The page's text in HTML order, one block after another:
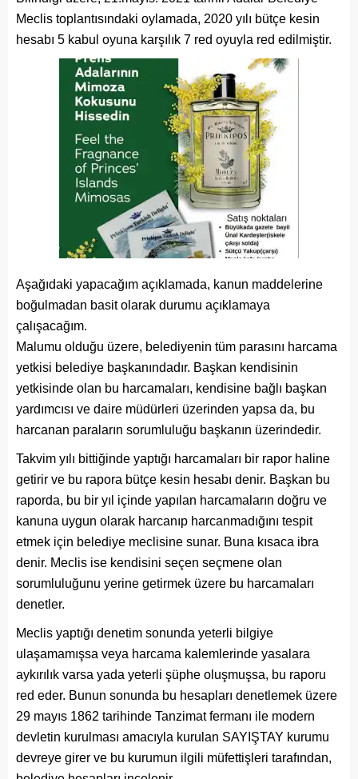
Meclis toplantısındaki oylamada, 2020 yılı bütçe kesin
hesabı 5 kabul oyuna karşılık 7 red oyuyla red edilmiştir.
Aşağıdaki yapacağım açıklamada, kanun maddelerine
boğulmadan basit olarak durumu açıklamaya
çalışacağım.
Malumu olduğu üzere, belediyenin tüm parasını harcama
yetkisi belediye başkanındadır. Başkan kendisinin
yetkisinde olan bu harcamaları, kendisine bağlı başkan
yardımcısı ve daire müdürleri üzerinden yapsa da, bu
harcanan paraların sorumluluğu başkanın üzerindedir.
Takvim yılı bittiğinde yaptığı harcamaları bir rapor haline
getirir ve bu rapora bütçe kesin hesabı denir. Başkan bu
raporda, bu bir yıl içinde yapılan harcamaların doğru ve
kanuna uygun olarak harcanıp harcanmadığını tespit
etmek için belediye meclisine sunar. Buna kısaca ibra
denir. Meclis ise kendisini seçen seçmene olan
sorumluluğunu yerine getirmek üzere bu harcamaları
denetler.
Meclis yaptığı denetim sonunda yeterli bilgiye
ulaşamamışsa veya harcama kalemlerinde yasalara
aykırılık varsa yada yeterli şüphe oluşmuşsa, bu raporu
red eder. Bunun sonunda bu hesapları denetlemek üzere
29 mayıs 1862 tarihinde Tanzimat fermanı ile modern
devletin kurulması amacıyla kurulan SAYIŞTAY kurumu
devreye girer ve bu kurumun ilgili müfettişleri tarafından,